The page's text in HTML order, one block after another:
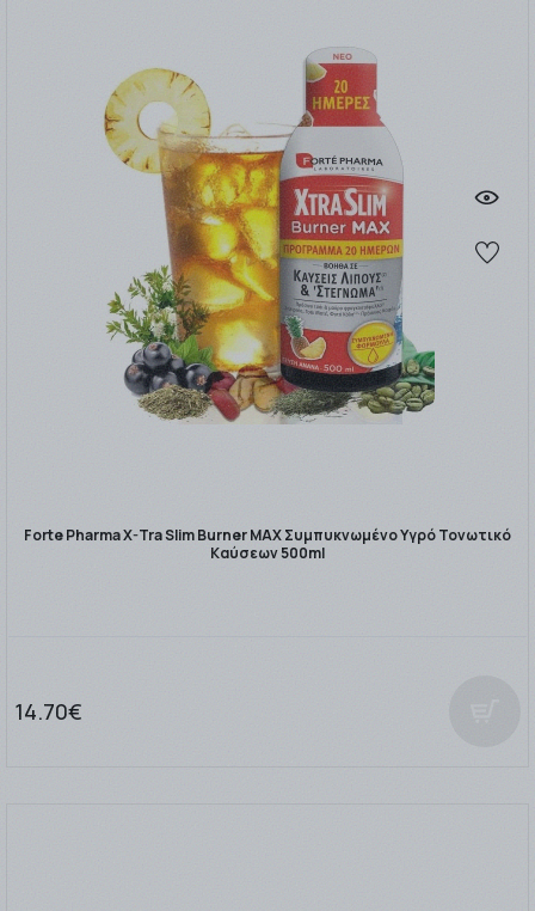
Forte Pharma X-Tra Slim Burner MAX Συμπυκνωμένο Υγρό Τονωτικό
Καύσεων 500ml
14.70€